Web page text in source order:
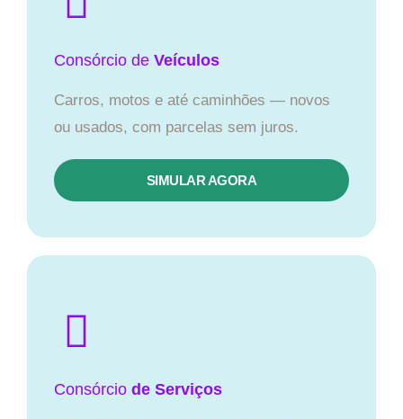
Consórcio de Veículos
Carros, motos e até caminhões — novos
ou usados, com parcelas sem juros.
SIMULAR AGORA
Consórcio de Serviços